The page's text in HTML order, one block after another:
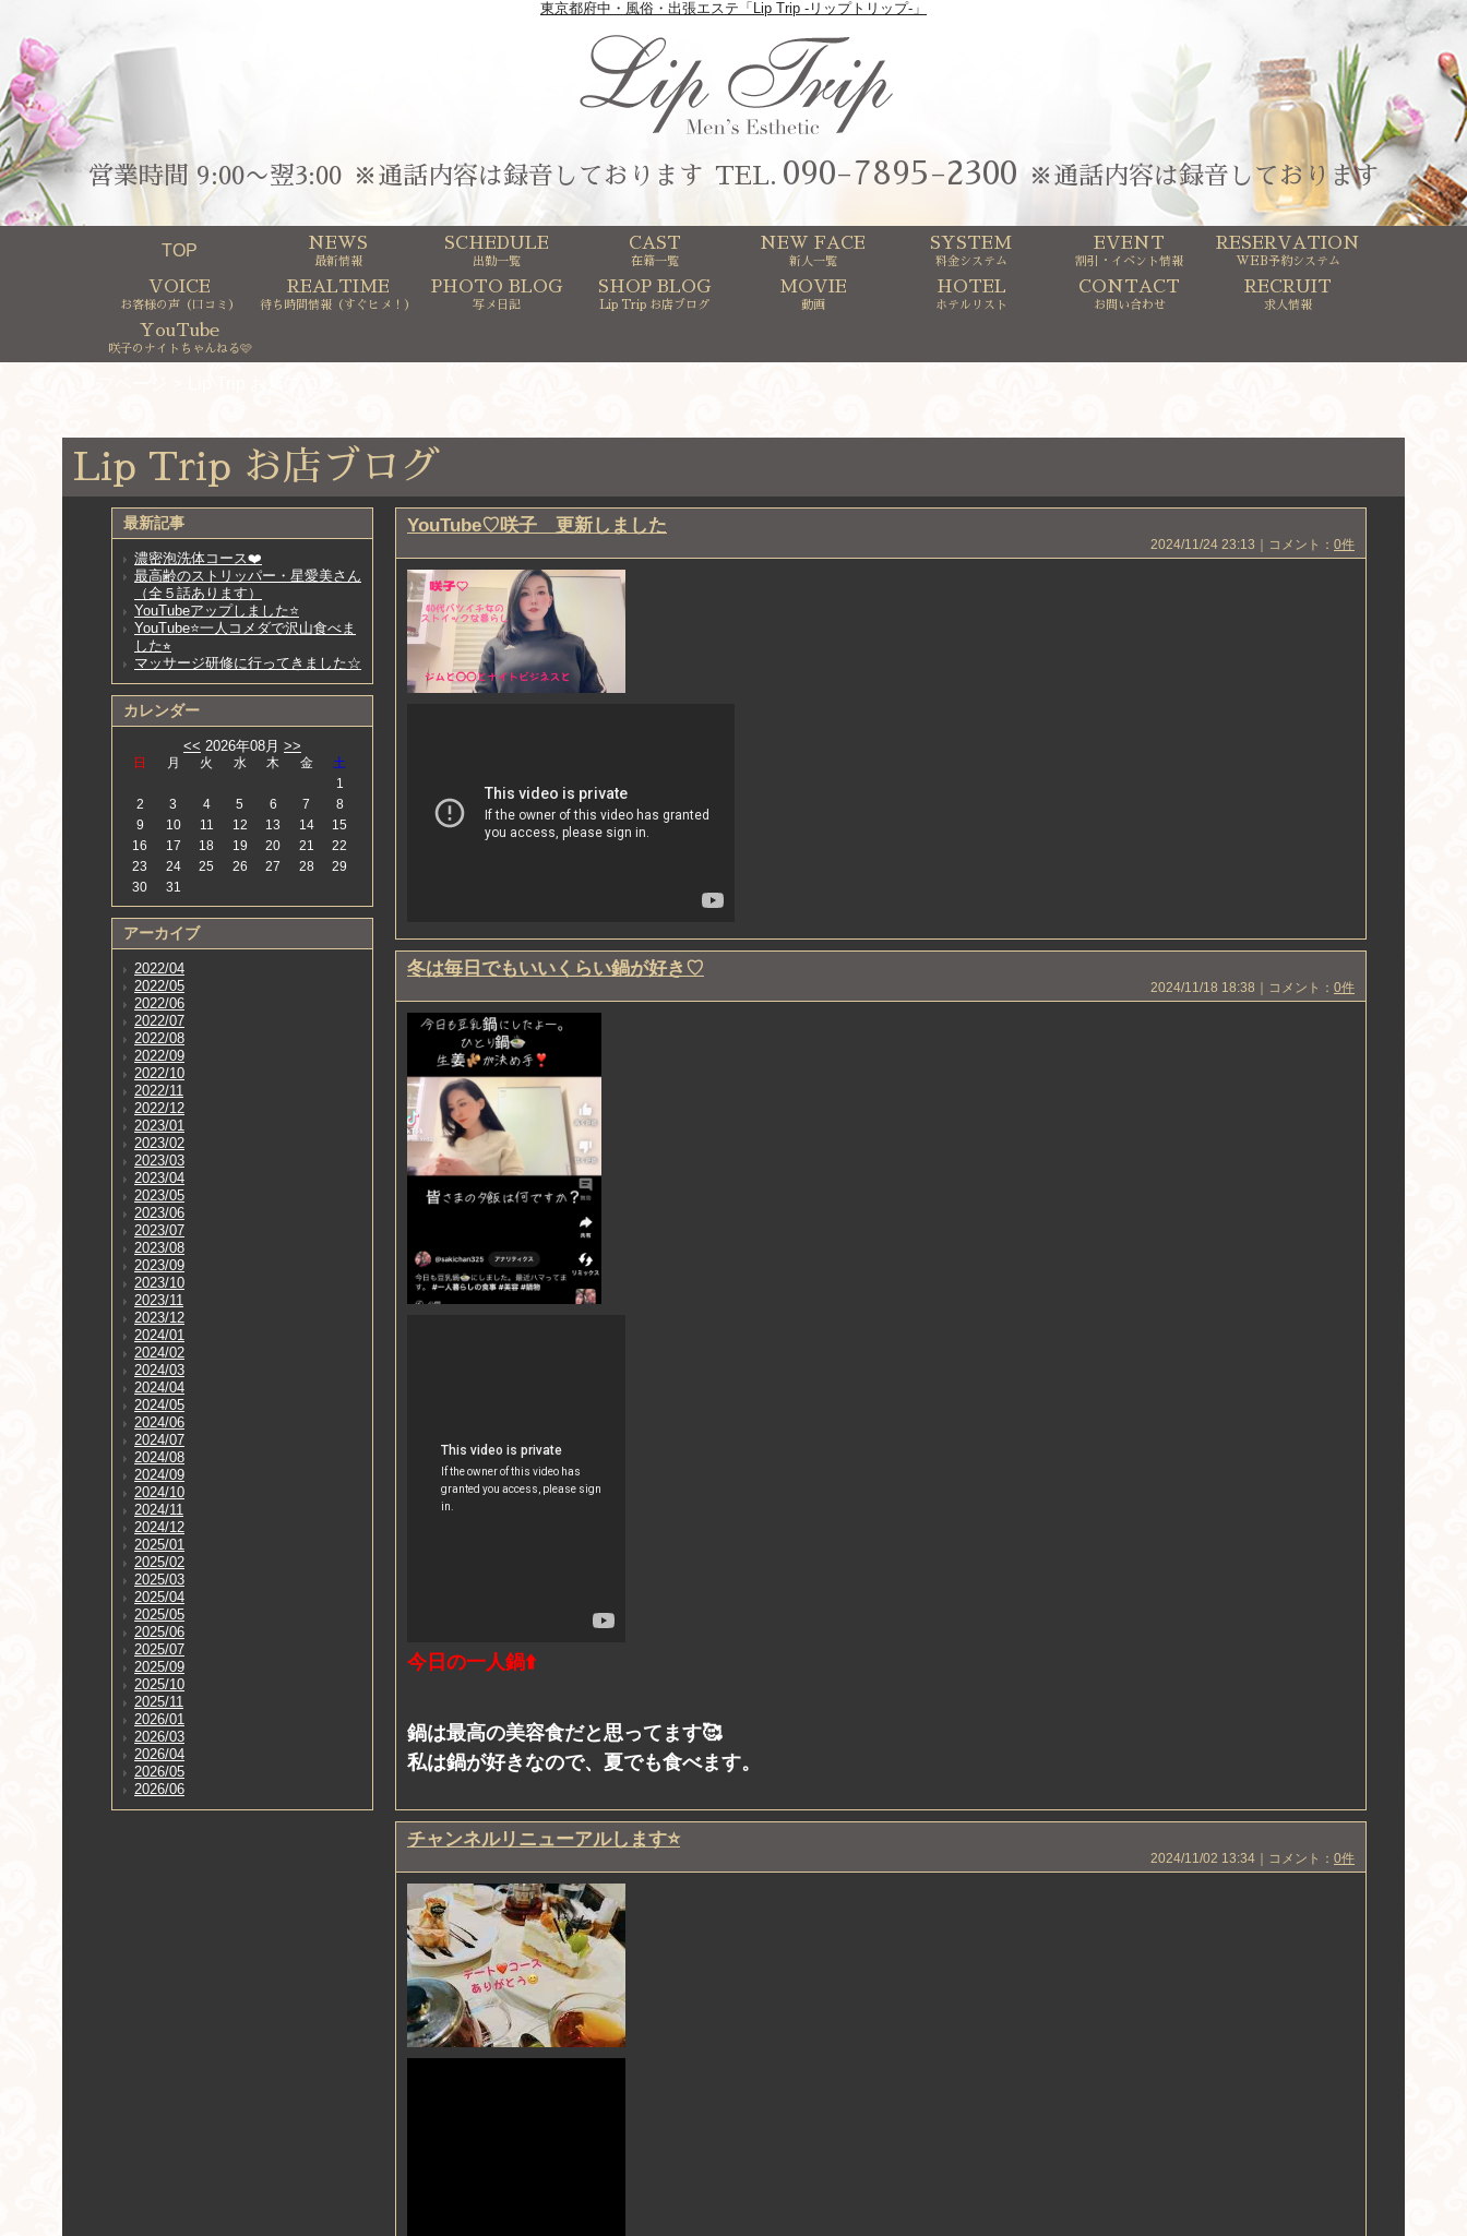
東京都府中・風俗・出張エステ「Lip Trip -リップトリップ-」
営業時間 9:00〜翌3:00 ※通話内容は録音しております TEL 090-7895-2300 ※通話内容は録音しております
TOP NEWS
最新情報
SCHEDULE
出勤一覧
CAST
在籍一覧
NEW FACE
新人一覧
SYSTEM
料金システム
EVENT
割引・イベント情報
RESERVATION
WEB予約システム
VOICE
お客様の声（口コミ）
REALTIME
待ち時間情報（すぐヒメ！）
PHOTO BLOG
写メ日記
SHOP BLOG
Lip Trip お店ブログ
MOVIE
動画
HOTEL
ホテルリスト
CONTACT
お問い合わせ
RECRUIT
求人情報
YouTube
咲子のナイトちゃんねる🩷
Lip Trip お店ブログ
最新記事
濃密泡洗体コース❤️
最高齢のストリッパー・星愛美さん
（全５話あります）
YouTubeアップしました⭐️
YouTube⭐️一人コメダで沢山食べま
した⭐︎
マッサージ研修に行ってきました☆
カレンダー
<< 2026年08月 >>
日 月 火 水 木 金
土
1
2
3 4 5 6 7
8
9
10 11 12 13 14
15
16
17 18 19 20 21
22
23
24 25 26 27 28
29
30
31
アーカイブ
2022/04
2022/05
2022/06
2022/07
2022/08
2022/09
2022/10
2022/11
2022/12
2023/01
2023/02
2023/03
2023/04
2023/05
2023/06
2023/07
2023/08
2023/09
2023/10
2023/11
2023/12
2024/01
2024/02
2024/03
2024/04
2024/05
2024/06
2024/07
2024/08
2024/09
2024/10
2024/11
2024/12
2025/01
2025/02
2025/03
2025/04
2025/05
2025/06
2025/07
2025/09
2025/10
2025/11
2026/01
2026/03
2026/04
2026/05
2026/06
YouTube♡咲子 更新しました
2024/11/24 23:13｜コメント： 0件
冬は毎日でもいいくらい鍋が好き♡
2024/11/18 18:38｜コメント： 0件
今日の一人鍋⬆️
鍋は最高の美容食だと思ってます🥰
私は鍋が好きなので、夏でも食べます。
チャンネルリニューアルします⭐️
2024/11/02 13:34｜コメント： 0件